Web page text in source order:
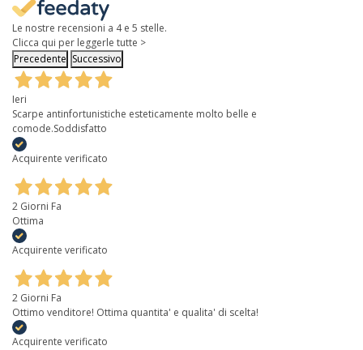
Le nostre recensioni a 4 e 5 stelle.
Clicca qui per leggerle tutte >
Precedente Successivo
Ieri
Scarpe antinfortunistiche esteticamente molto belle e
comode.Soddisfatto
Acquirente verificato
2 Giorni Fa
Ottima
Acquirente verificato
2 Giorni Fa
Ottimo venditore! Ottima quantita' e qualita' di scelta!
Acquirente verificato